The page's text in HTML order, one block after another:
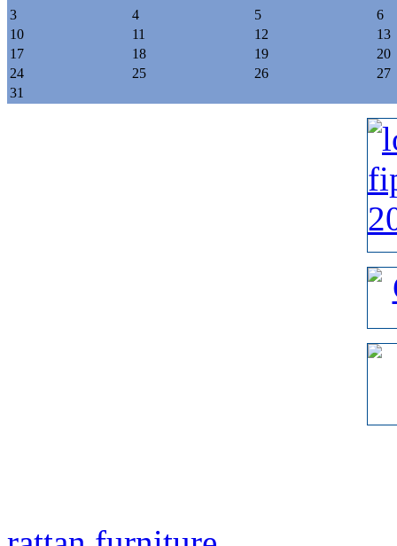
3 4 5
6
10
11 12
13
17
18 19
20
24
25 26
27
31